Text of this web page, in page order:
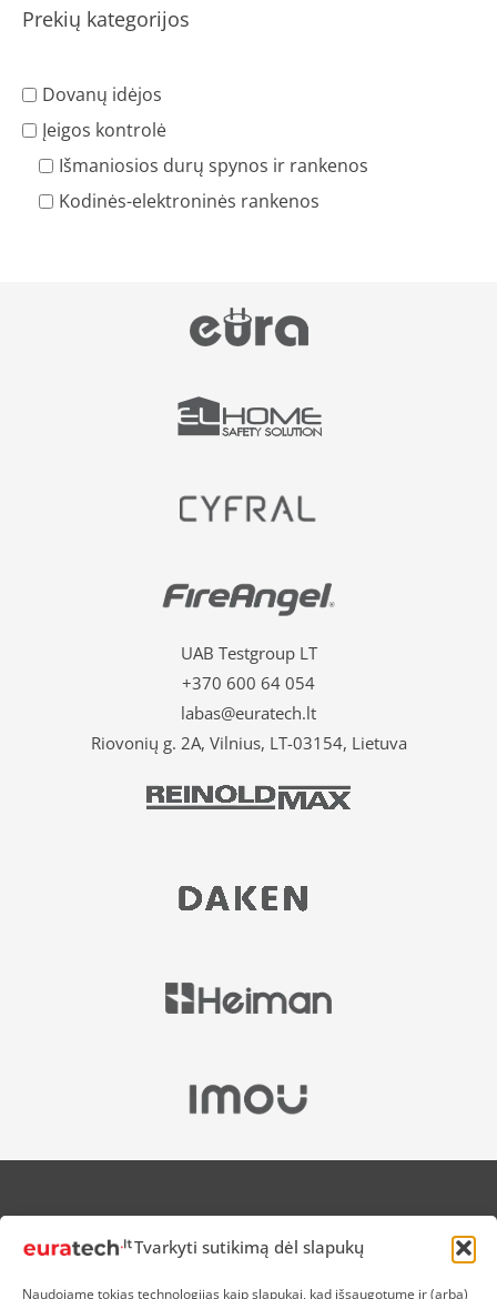
Tvarkyti sutikimą dėl slapukų
Naudojame tokias technologijas kaip slapukai, kad išsaugotume ir (arba)
Prekių kategorijos
Dovanų idėjos
Įeigos kontrolė
Išmaniosios durų spynos ir rankenos
Kodinės-elektroninės rankenos
UAB Testgroup LT
+370 600 64 054
labas@euratech.lt
Riovonių g. 2A, Vilnius, LT-03154, Lietuva
APIE MUS
NUOLAIDOS HEROJAMS